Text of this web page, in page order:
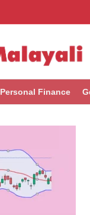
Personal Finance